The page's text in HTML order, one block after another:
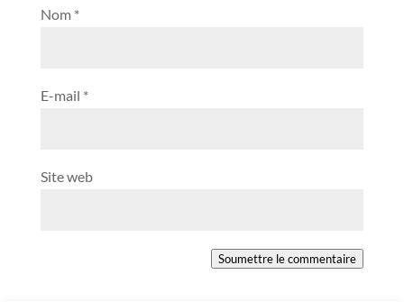
Nom *
E-mail *
Site web
Soumettre le commentaire